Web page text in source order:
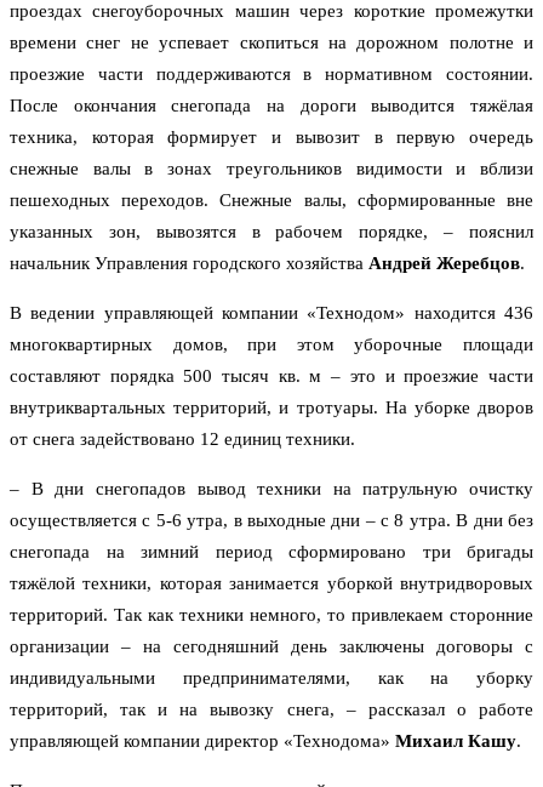
проездах снегоуборочных машин через короткие промежутки
времени снег не успевает скопиться на дорожном полотне и
проезжие части поддерживаются в нормативном состоянии.
После окончания снегопада на дороги выводится тяжёлая
техника, которая формирует и вывозит в первую очередь
снежные валы в зонах треугольников видимости и вблизи
пешеходных переходов. Снежные валы, сформированные вне
указанных зон, вывозятся в рабочем порядке, – пояснил
начальник Управления городского хозяйства Андрей Жеребцов.
В ведении управляющей компании «Технодом» находится 436
многоквартирных домов, при этом уборочные площади
составляют порядка 500 тысяч кв. м – это и проезжие части
внутриквартальных территорий, и тротуары. На уборке дворов
от снега задействовано 12 единиц техники.
– В дни снегопадов вывод техники на патрульную очистку
осуществляется с 5-6 утра, в выходные дни – с 8 утра. В дни без
снегопада на зимний период сформировано три бригады
тяжёлой техники, которая занимается уборкой внутридворовых
территорий. Так как техники немного, то привлекаем сторонние
организации – на сегодняшний день заключены договоры с
индивидуальными предпринимателями, как на уборку
территорий, так и на вывозку снега, – рассказал о работе
управляющей компании директор «Технодома» Михаил Кашу.